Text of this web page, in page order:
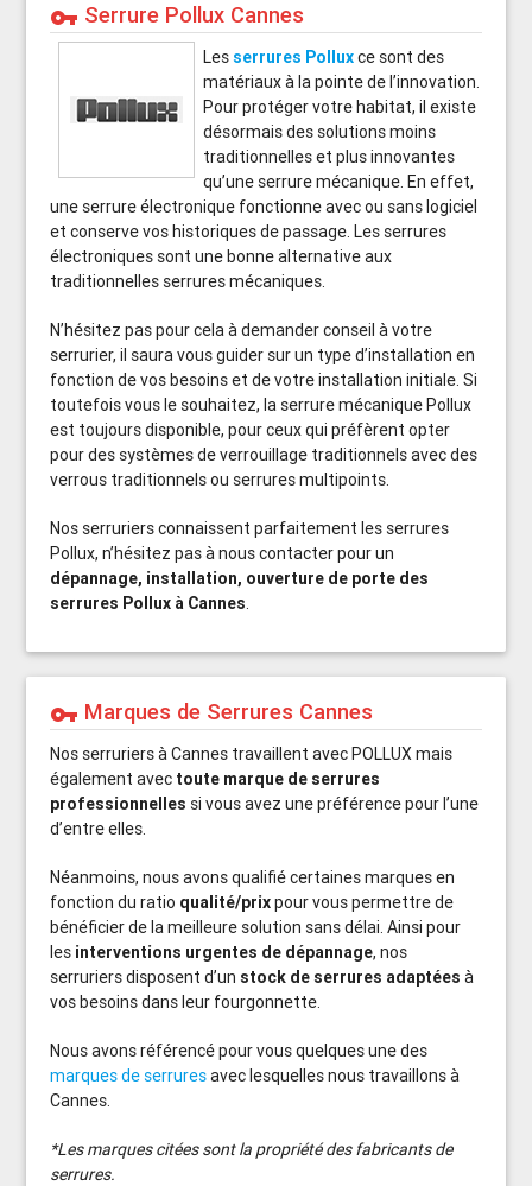
vpn_key Serrure Pollux Cannes
Lesserrures Polluxce sont des
matériaux à la pointe de l’innovation.
Pour protéger votre habitat, il existe
désormais des solutions moins
traditionnelles et plus innovantes
qu’une serrure mécanique. En effet,
une serrure électronique fonctionne avec ou sans logiciel
et conserve vos historiques de passage. Les serrures
électroniques sont une bonne alternative aux
traditionnelles serrures mécaniques.
N’hésitez pas pour cela à demander conseil à votre
serrurier, il saura vous guider sur un type d’installation en
fonction de vos besoins et de votre installation initiale. Si
toutefois vous le souhaitez, la serrure mécanique Pollux
est toujours disponible, pour ceux qui préfèrent opter
pour des systèmes de verrouillage traditionnels avec des
verrous traditionnels ou serrures multipoints.
Nos serruriers connaissent parfaitement les serrures
Pollux, n’hésitez pas à nous contacter pour un
dépannage, installation, ouverture de porte des
serrures Pollux à Cannes.
vpn_key Marques de Serrures Cannes
Nos serruriers à Cannes travaillent avec POLLUX mais
également avec toute marque de serrures
professionnelles si vous avez une préférence pour l’une
d’entre elles.
Néanmoins, nous avons qualifié certaines marques en
fonction du ratio qualité/prixpour vous permettre de
bénéficier de la meilleure solution sans délai. Ainsi pour
les interventions urgentes de dépannage, nos
serruriers disposent d’un stock de serrures adaptées à
vos besoins dans leur fourgonnette.
Nous avons référencé pour vous quelques une des
marques de serruresavec lesquelles nous travaillons à
Cannes.
*Les marques citées sont la propriété des fabricants de
serrures.